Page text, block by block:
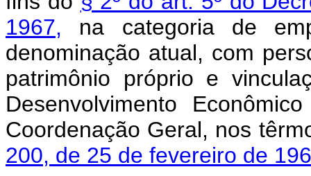
1967, na categoria de
denominação atual, com
patrimônio próprio e
Desenvolvimento
Coordenação Geral, nos
200, de 25 de fevereiro de